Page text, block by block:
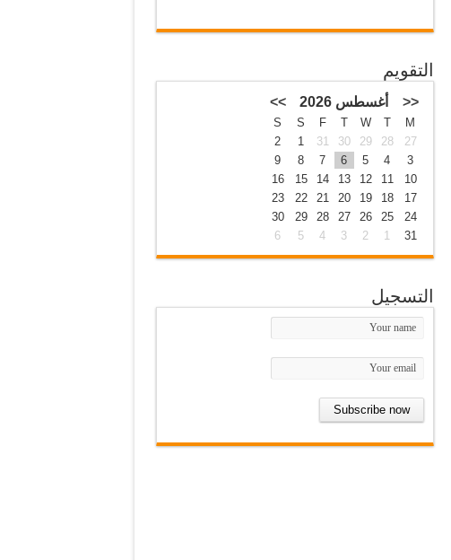
التقويم
<< أغسطس 2026 >>
M
T
W
T
F
S
S
27
28
29
30
31
1
2
3
4
5
6
7
8
9
10
11
12
13
14
15
16
17
18
19
20
21
22
23
24
25
26
27
28
29
30
31
1
2
3
4
5
6
التسجيل